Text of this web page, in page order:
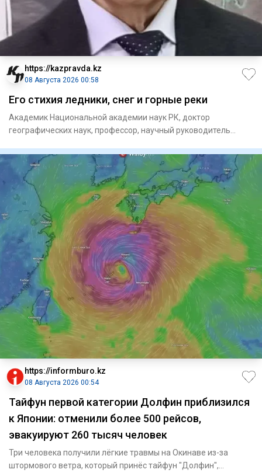
https://kazpravda.kz
08 Августа 2026 00:58
Его стихия ледники, снег и горные реки
Академик Национальной академии наук РК, доктор
географических наук, профессор, научный руководитель
https://informburo.kz
08 Августа 2026 00:54
Тайфун первой категории Долфин приблизился
к Японии: отменили более 500 рейсов,
эвакуируют 260 тысяч человек
Три человека получили лёгкие травмы на Окинаве из-за
штормового ветра, который принёс тайфун "Долфин",